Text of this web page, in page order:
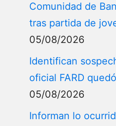
Comunidad de
tras partida de
05/08/2026
Identifican
oficial FARD
05/08/2026
Informan lo